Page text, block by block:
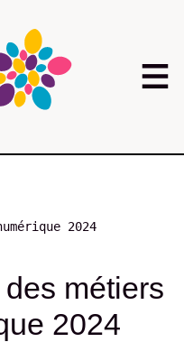
2024
métiers
2024